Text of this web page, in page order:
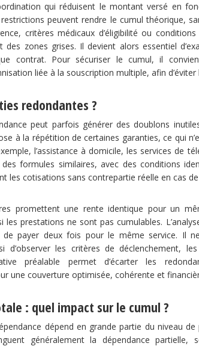
qui réduisent le montant versé en
peuvent rendre le cumul théorique,
critères médicaux d’éligibilité ou
des zones grises. Il devient alors essentiel
contrat. Pour sécuriser le cumul, il
liée à la souscription multiple, afin d’éviter
redondantes ?
peut parfois générer des doublons
à la répétition de certaines garanties, ce qui
l’assistance à domicile, les services de
formules similaires, avec des conditions
les cotisations sans contrepartie réelle en cas
promettent une rente identique pour un
prestations ne sont pas cumulables.
payer deux fois pour le même service. Il
d’observer les critères de déclenchement,
préalable permet d’écarter les
une couverture optimisée, cohérente et
: quel impact sur le cumul ?
dépend en grande partie du niveau
généralement la dépendance partielle,